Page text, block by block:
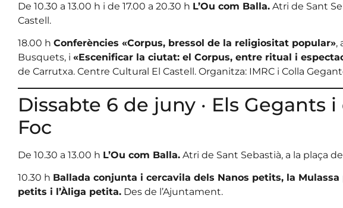
De 10.30 a 13.00 h i de 17.00 a 20.30 h L’Ou com Balla.Atri de Sant
Castell.
18.00 h Conferències «Corpus, bressol de la religiositat popular»,
Busquets, i «Escenificar la ciutat: el Corpus, entre ritual i
de Carrutxa. Centre Cultural El Castell. Organitza: IMRC i Colla
Dissabte 6 de juny · Els Gegants
Foc
De 10.30 a 13.00 h L’Ou com Balla.Atri de Sant Sebastià, a la plaça
10.30 h Ballada conjunta i cercavila dels Nanos petits, la Mulassa
petits i l’Àliga petita.Des de l’Ajuntament.